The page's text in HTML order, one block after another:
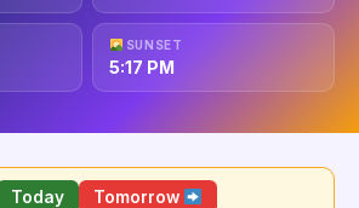
SUNSET
5:17 PM
Today Tomorrow